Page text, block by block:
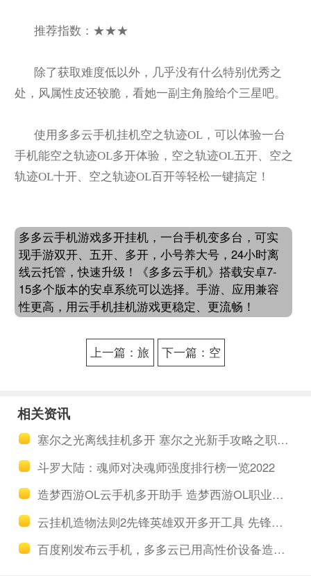
推荐指数：★★★
除了获取难度低以外，几乎没有什么特别优秀之
处，风属性皮还较脆，看她一副主角脸给个三星吧。
使用多多云手机挂机空之轨迹OL，可以体验一台
手机能空之轨迹OL多开体验，空之轨迹OL五开、空之
轨迹OL十开、空之轨迹OL百开等轻松一键搞定！
多多云手机游戏多开挂机，一台手机变多台，可实
现手游双开、五开、多开，小号养大号，24小时离
线云托管，快速升级！《多多云手机》搭载安卓7-
15多个版本的安卓系统可以选择。手游、应用兼容
性更高，用云手机挂机游戏更稳定、更流畅！
上一篇：旅
下一篇：空
相关资讯
塞尔之光离线挂机多开 塞尔之光新手攻略之职业养成
斗罗大陆：魂师对决魂师强度排行榜一览2022
造梦西游OL云手机多开助手 造梦西游OL职业介绍远程攻击唐僧
云挂机造物法则2先锋英雄双开多开工具 先锋英雄怎么送礼物
百度刚发布云手机，多多云已用高性价设备造云端生态